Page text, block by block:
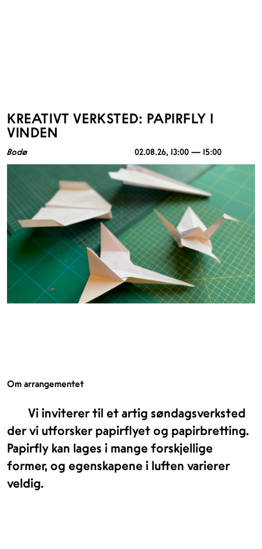
KREATIVT VERKSTED: PAPIRFLY I
VINDEN
Bodø 02.08.26, 13:00 — 15:00
Om arrangementet
Vi inviterer til et artig søndagsverksted
der vi utforsker papirflyet og papirbretting.
Papirfly kan lages i mange forskjellige
former, og egenskapene i luften varierer
veldig.